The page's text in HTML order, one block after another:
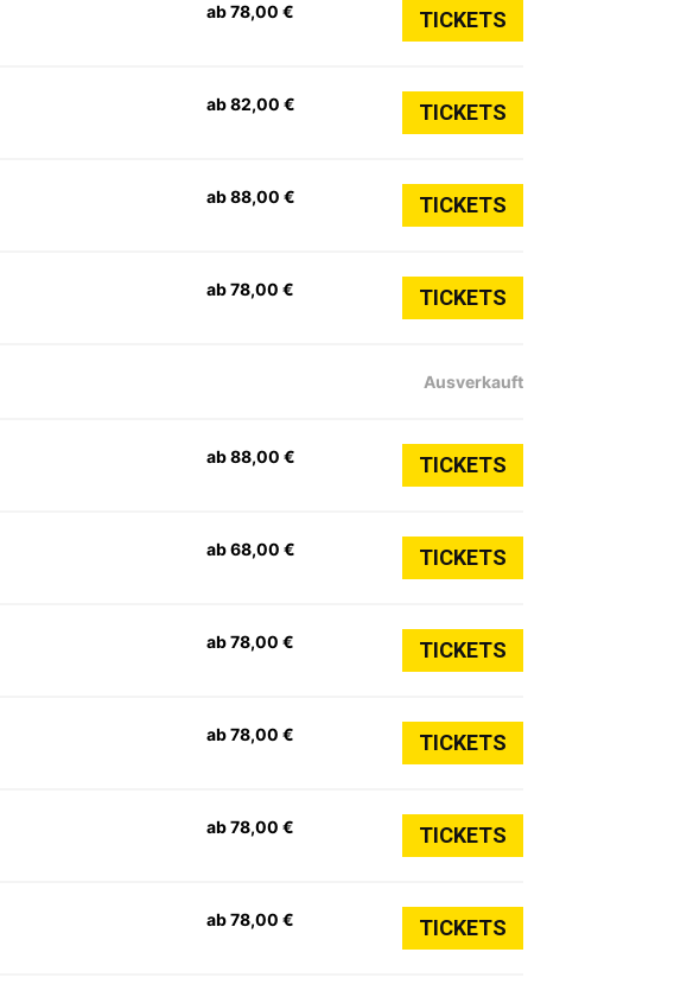
ab 78,00 € TICKETS
ab 82,00 € TICKETS
ab 88,00 € TICKETS
ab 78,00 € TICKETS
Ausverkauft
ab 88,00 € TICKETS
ab 68,00 € TICKETS
ab 78,00 € TICKETS
ab 78,00 € TICKETS
ab 78,00 € TICKETS
ab 78,00 € TICKETS